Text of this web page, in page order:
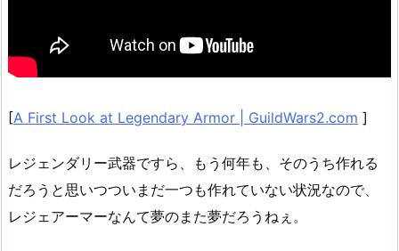
[A First Look at Legendary Armor | GuildWars2.com ]
レジェンダリー武器ですら、もう何年も、そのうち作れる
だろうと思いつついまだ一つも作れていない状況なので、
レジェアーマーなんて夢のまた夢だろうねぇ。